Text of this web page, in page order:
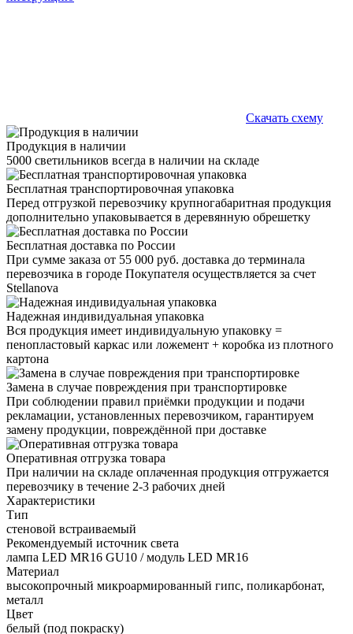
Скачать схему
Продукция в наличии
5000 светильников всегда в наличии на складе
Бесплатная транспортировочная упаковка
Перед отгрузкой перевозчику крупногабаритная продукция
дополнительно упаковывается в деревянную обрешетку
Бесплатная доставка по России
При сумме заказа от 55 000 руб. доставка до терминала
перевозчика в городе Покупателя осуществляется за счет
Stellanova
Надежная индивидуальная упаковка
Вся продукция имеет индивидуальную упаковку =
пенопластовый каркас или ложемент + коробка из плотного
картона
Замена в случае повреждения при транспортировке
При соблюдении правил приёмки продукции и подачи
рекламации, установленных перевозчиком, гарантируем
замену продукции, повреждённой при доставке
Оперативная отгрузка товара
При наличии на складе оплаченная продукция отгружается
перевозчику в течение 2-3 рабочих дней
Характеристики
Тип
стеновой встраиваемый
Рекомендуемый источник света
лампа LED MR16 GU10 / модуль LED MR16
Материал
высокопрочный микроармированный гипс, поликарбонат,
металл
Цвет
белый (под покраску)